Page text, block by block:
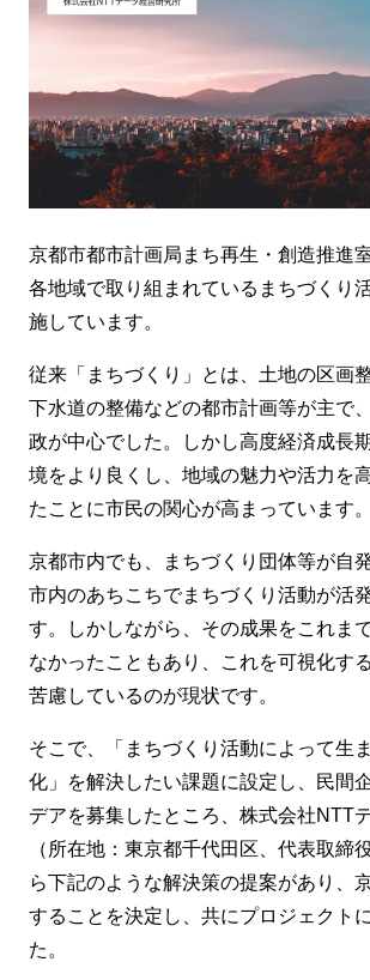
京都市都市計画局まち再生・創造推進
各地域で取り組まれているまちづくり
施しています。
従来「まちづくり」とは、土地の区画
下水道の整備などの都市計画等が主で
政が中心でした。しかし高度経済成長
境をより良くし、地域の魅力や活力を
たことに市民の関心が高まっています。
京都市内でも、まちづくり団体等が自
市内のあちこちでまちづくり活動が活
す。しかしながら、その成果をこれま
なかったこともあり、これを可視化す
苦慮しているのが現状です。
そこで、「まちづくり活動によって生
化」を解決したい課題に設定し、民間
デアを募集したところ、株式会社NTT
（所在地：東京都千代田区、代表取締
ら下記のような解決策の提案があり、
することを決定し、共にプロジェクト
た。